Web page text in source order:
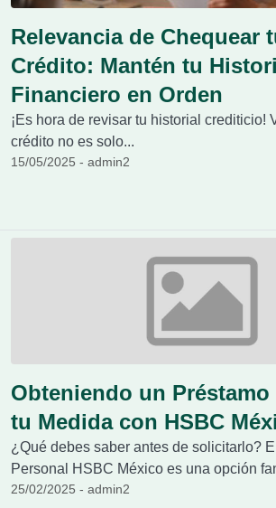
Relevancia de Chequear
Crédito: Mantén tu
Financiero en Orden
¡Es hora de revisar tu historial crediticio!
crédito no es solo...
15/05/2025 - admin2
Obteniendo un Préstamo
tu Medida con HSBC
¿Qué debes saber antes de solicitarlo?
Personal HSBC México es una opción
25/02/2025 - admin2